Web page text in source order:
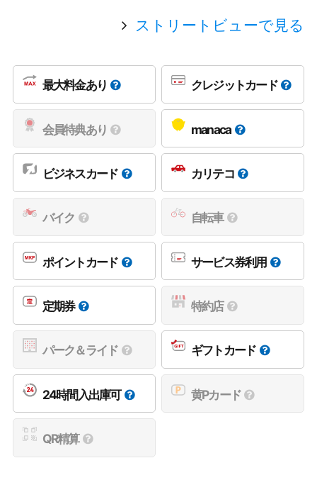
ストリートビューで見る
最大料金あり クレジットカード
会員特典あり manaca
ビジネスカード カリテコ
バイク 自転車
ポイントカード サービス券利用
定期券 特約店
パーク＆ライド ギフトカード
24時間入出庫可 黄Pカード
QR精算